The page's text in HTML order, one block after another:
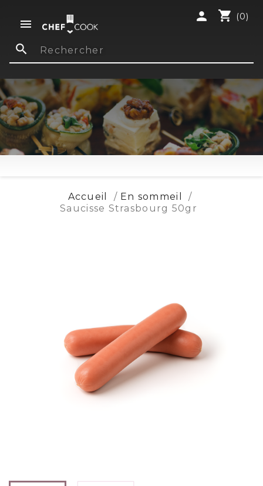

shopping_cart (0)
person
search
Accueil
En sommeil
Saucisse Strasbourg 50gr